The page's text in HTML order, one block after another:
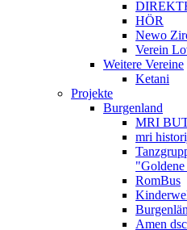
HÖR
Newo
Verein
Weitere Vereine
Ketani
Projekte
Burgenland
MRI
mri
"Goldene
RomBus
Amen